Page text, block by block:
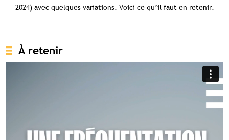
2024) avec quelques variations. Voici ce qu’il faut en retenir.
À retenir